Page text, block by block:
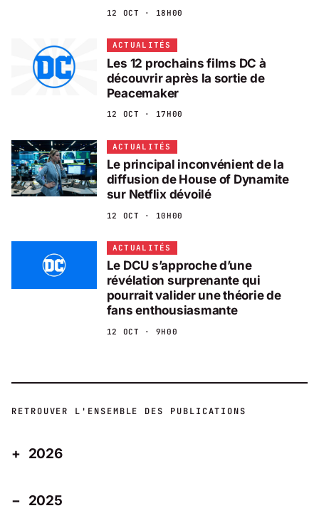
12 OCT · 18H00
ACTUALITÉS
Les 12 prochains films DC à
découvrir après la sortie de
Peacemaker
12 OCT · 17H00
ACTUALITÉS
Le principal inconvénient de la
diffusion de House of Dynamite
sur Netflix dévoilé
12 OCT · 10H00
ACTUALITÉS
Le DCU s’approche d’une
révélation surprenante qui
pourrait valider une théorie de
fans enthousiasmante
12 OCT · 9H00
RETROUVER L'ENSEMBLE DES PUBLICATIONS
2026
2025